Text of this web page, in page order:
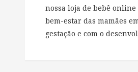
nossa loja de bebê online
bem-estar das mamães
gestação e com o